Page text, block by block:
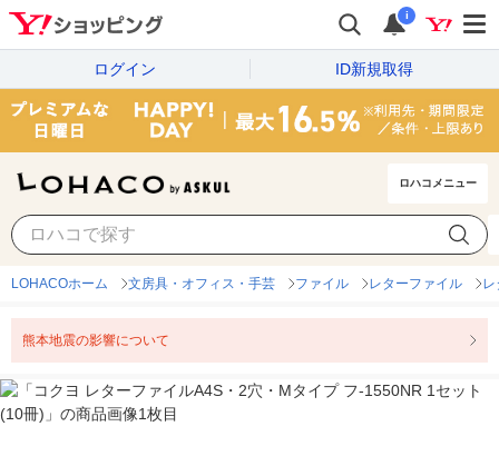
i
ログイン ID新規取得
ロハコメニュー
LOHACOホーム 文房具・オフィス・手芸 ファイル レターファイル
熊本地震の影響について